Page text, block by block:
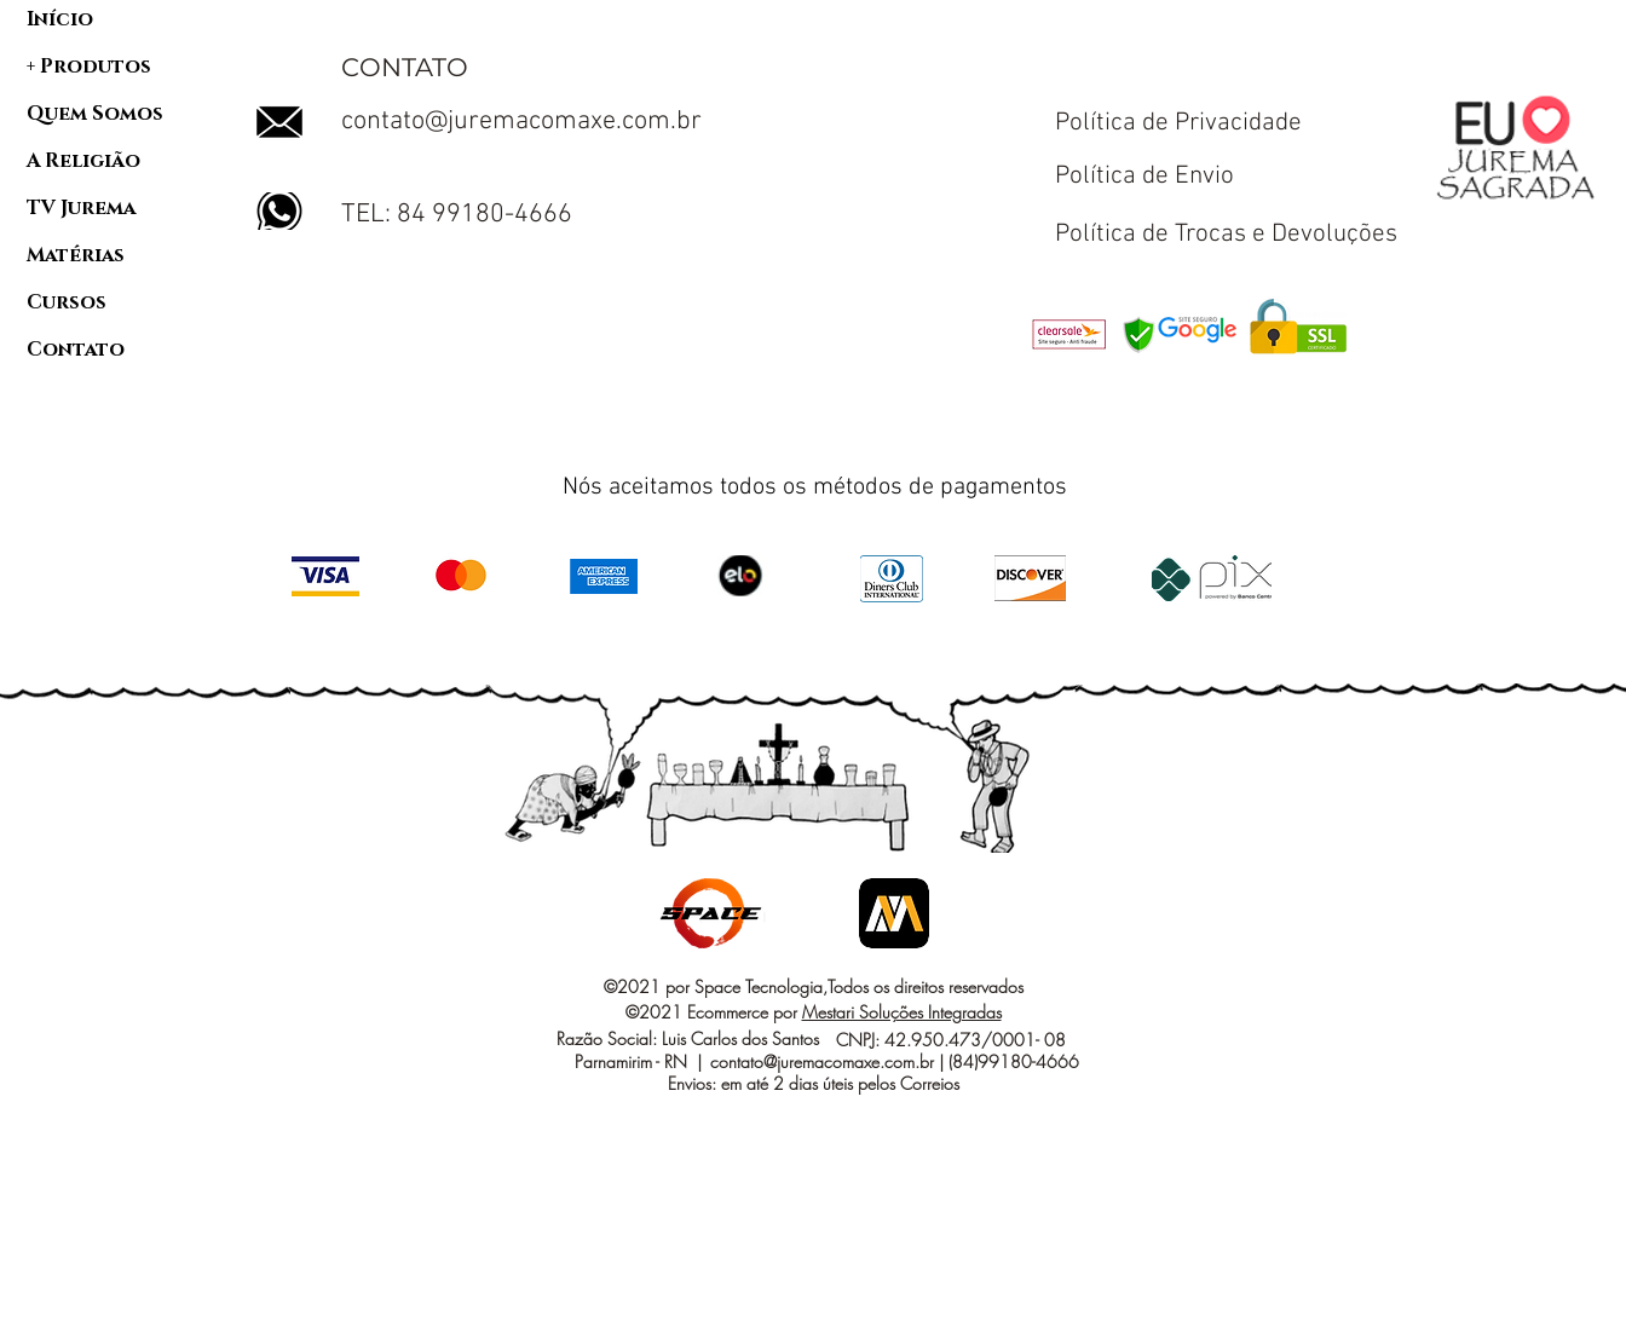
Início
+ Produtos
Quem Somos
A Religião
TV Jurema
Matérias
Cursos
Contato
CONTATO
contato@juremacomaxe.com.br
TEL: 84 99180-4666
Política de Privacidade
Política de Envio
Política de Trocas e Devoluções
Nós aceitamos todos os métodos de pagamentos
©2021 por Space Tecnologia,Todos os direitos reservados
©2021 Ecommerce porMestari Soluções Integradas
Razão Social: Luis Carlos dos Santos
Parnamirim - RN |
Envios: em até 2 dias úteis pelos Correios
CNPJ: 42.950.473/0001- 08
contato@juremacomaxe.com.br| (84)99180-4666